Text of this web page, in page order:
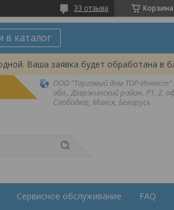
Корзина
33 отзыва
в каталог
Ваша заявка будет обработана в
ООО "Торговый дом ТОР-Инвест"
обл., Дзержинский район, Р1, 2,
Слободка), Минск, Беларусь
Сервисное обслуживание FAQ